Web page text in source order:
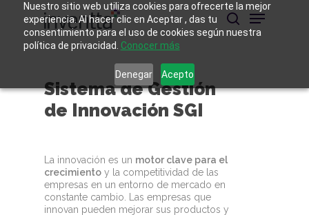
Nuestro sitio web utiliza cookies para ofrecerte la mejor
experiencia. Al hacer clic en Aceptar , das tu
consentimiento para el uso de cookies según nuestra
política de privacidad. Conocer más
Denegar Acepto
content
buscar
Menu
Sistema de Gestión
de Innovación SGI
La innovación es un motor clave para el
crecimiento y la competitividad de las
empresas en un entorno de mercado en
constante cambio. Las empresas que
innovan pueden mejorar sus productos y